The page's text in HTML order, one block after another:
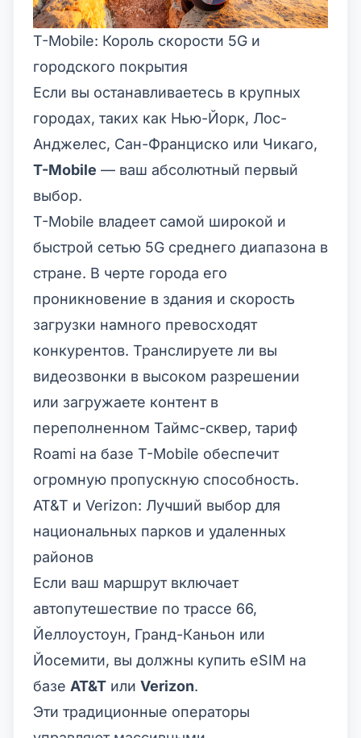
T-Mobile: Король скорости 5G и
городского покрытия
Если вы останавливаетесь в крупных
городах, таких как Нью-Йорк, Лос-
Анджелес, Сан-Франциско или Чикаго,
T-Mobile — ваш абсолютный первый
выбор.
T-Mobile владеет самой широкой и
быстрой сетью 5G среднего диапазона в
стране. В черте города его
проникновение в здания и скорость
загрузки намного превосходят
конкурентов. Транслируете ли вы
видеозвонки в высоком разрешении
или загружаете контент в
переполненном Таймс-сквер, тариф
Roami на базе T-Mobile обеспечит
огромную пропускную способность.
AT&T и Verizon: Лучший выбор для
национальных парков и удаленных
районов
Если ваш маршрут включает
автопутешествие по трассе 66,
Йеллоустоун, Гранд-Каньон или
Йосемити, вы должны купить eSIM на
базе AT&T или Verizon.
Эти традиционные операторы